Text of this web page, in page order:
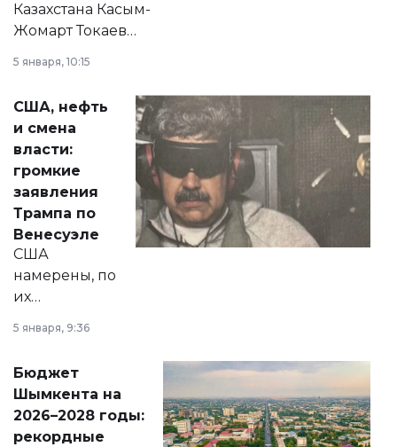
Казахстана Касым-
Жомарт Токаев
сразу несколько
актуальных тем —
от слухов о
политических
реформах до
вопросов армии,
экономики и
личного здоровья.
5 января, 10:15
США, нефть
и смена
власти:
громкие
заявления
Трампа по
Венесуэле
США
намерены, по
их
принести
народу
Венесуэлы.
5 января, 9:36
Бюджет
Шымкента на
2026–2028 годы:
рекордные